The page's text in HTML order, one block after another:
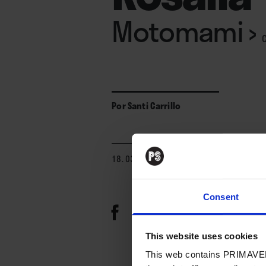
Consent
This website uses cookies
This web contains
Motomami›
PorSanti Carrillo
18. 03. 2022